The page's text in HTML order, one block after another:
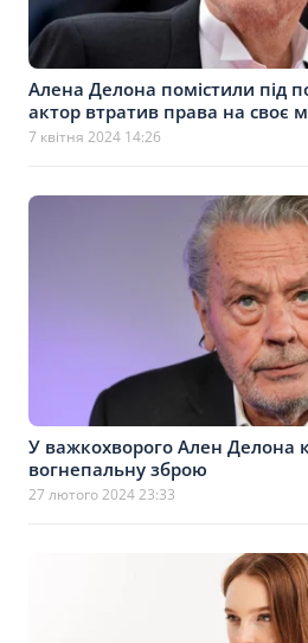
Алена Делона помістили під
актор втратив права на своє
7 квітня 2024 14:26
У важкохворого Ален Делона
вогнепальну зброю
27 лютого 2024 23:33